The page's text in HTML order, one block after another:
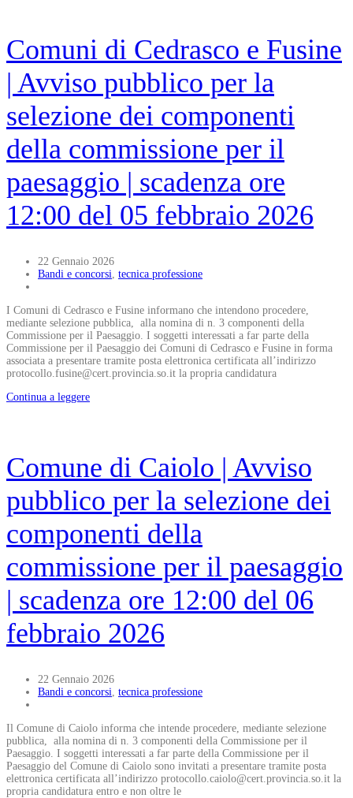
Comuni di Cedrasco e Fusine
| Avviso pubblico per la
selezione dei componenti
della commissione per il
paesaggio | scadenza ore
12:00 del 05 febbraio 2026
22 Gennaio 2026
Bandi e concorsi, tecnica professione
I Comuni di Cedrasco e Fusine informano che intendono procedere,
mediante selezione pubblica, alla nomina di n. 3 componenti della
Commissione per il Paesaggio. I soggetti interessati a far parte della
Commissione per il Paesaggio dei Comuni di Cedrasco e Fusine in forma
associata a presentare tramite posta elettronica certificata all’indirizzo
protocollo.fusine@cert.provincia.so.it la propria candidatura
Continua a leggere
Comune di Caiolo | Avviso
pubblico per la selezione dei
componenti della
commissione per il paesaggio
| scadenza ore 12:00 del 06
febbraio 2026
22 Gennaio 2026
Bandi e concorsi, tecnica professione
Il Comune di Caiolo informa che intende procedere, mediante selezione
pubblica, alla nomina di n. 3 componenti della Commissione per il
Paesaggio. I soggetti interessati a far parte della Commissione per il
Paesaggio del Comune di Caiolo sono invitati a presentare tramite posta
elettronica certificata all’indirizzo protocollo.caiolo@cert.provincia.so.it la
propria candidatura entro e non oltre le